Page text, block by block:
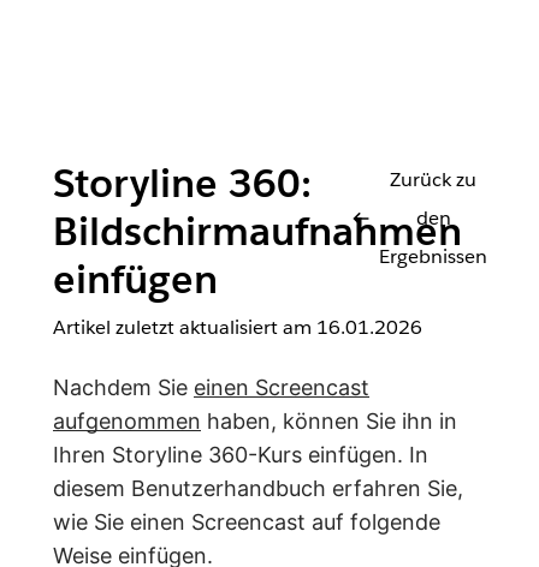
Storyline 360:
Bildschirmaufnahmen
einfügen
Zurück zu
den
Ergebnissen
Artikel zuletzt aktualisiert am 16.01.2026
Nachdem Sie einen Screencast
aufgenommen haben, können Sie ihn in
Ihren Storyline 360-Kurs einfügen. In
diesem Benutzerhandbuch erfahren Sie,
wie Sie einen Screencast auf folgende
Weise einfügen.